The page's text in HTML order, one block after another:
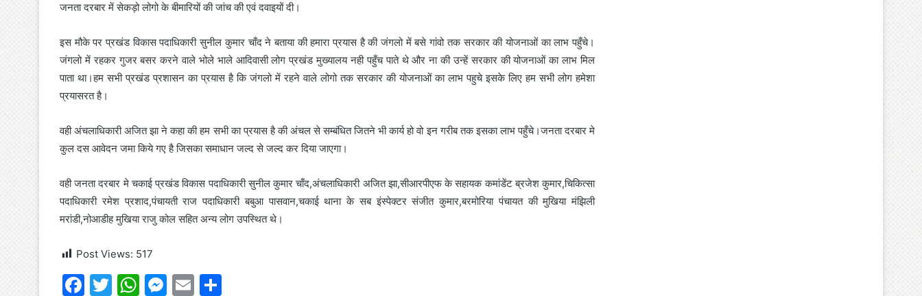
जनता दरबार में सेकड़ो लोगो के बीमारियों की जांच की एवं दवाइयों दी।
इस मौके पर प्रखंड विकास पदाधिकारी सुनील कुमार चाँद ने बताया की हमारा प्रयास है की जंगलो में बसे गांवो तक सरकार की योजनाओं का लाभ पहुँचे।
जंगलो में रहकर गुजर बसर करने वाले भोले भाले आदिवासी लोग प्रखंड मुख्यालय नही पहुँच पाते थे और ना की उन्हें सरकार की योजनाओं का लाभ मिल
पाता था।हम सभी प्रखंड प्रशासन का प्रयास है कि जंगलो में रहने वाले लोगो तक सरकार की योजनाओं का लाभ पहुचे इसके लिए हम सभी लोग हमेशा
प्रयासरत है।
वही अंचलाधिकारी अजित झा ने कहा की हम सभी का प्रयास है की अंचल से सम्बंधित जितने भी कार्य हो वो इन गरीब तक इसका लाभ पहुँचे।जनता दरबार मे
कुल दस आवेदन जमा किये गए है जिसका समाधान जल्द से जल्द कर दिया जाएगा।
वही जनता दरबार मे चकाई प्रखंड विकास पदाधिकारी सुनील कुमार चाँद,अंचलाधिकारी अजित झा,सीआरपीएफ के सहायक कमांडेंट ब्रजेश कुमार,चिकित्सा
पदाधिकारी रमेश प्रशाद,पंचायती राज पदाधिकारी बबुआ पासवान,चकाई थाना के सब इंस्पेक्टर संजीत कुमार,बरमोरिया पंचायत की मुखिया मंझिली
मरांडी,नोआडीह मुखिया राजु कोल सहित अन्य लोग उपस्थित थे।
Post Views: 517
F
T
W M E